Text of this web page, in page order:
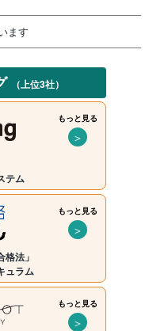
ます
（上位3社）
もっと見る
＞
テム
もっと見る
＞
法」
ュラム
もっと見る
＞